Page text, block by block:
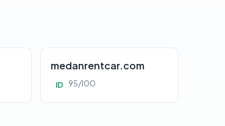
medanrentcar.com
ID 95/100